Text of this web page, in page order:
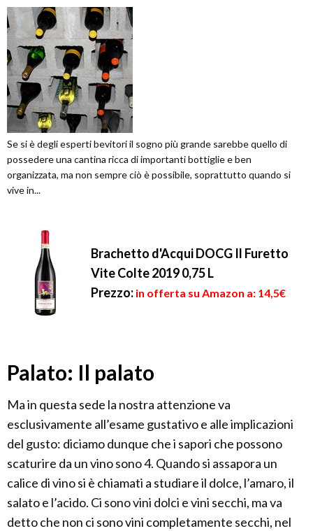
Se si è degli esperti bevitori il sogno più grande sarebbe quello di
possedere una cantina ricca di importanti bottiglie e ben
organizzata, ma non sempre ciò è possibile, soprattutto quando si
vive in...
Brachetto d'Acqui DOCG Il Furetto
Vite Colte 2019 0,75 L
Prezzo: in offerta su Amazon a: 14,5€
Palato: Il palato
Ma in questa sede la nostra attenzione va
esclusivamente all’esame gustativo e alle implicazioni
del gusto: diciamo dunque che i sapori che possono
scaturire da un vino sono 4. Quando si assapora un
calice di vino si è chiamati a studiare il dolce, l’amaro, il
salato e l’acido. Ci sono vini dolci e vini secchi, ma va
detto che non ci sono vini completamente secchi, nel